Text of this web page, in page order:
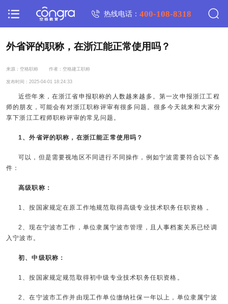
热线电话：400-108-8318
外省评的职称，在浙江能正常使用吗？
来源：空格职称 作者：空格建工职称
发布时间：2025-04-01 18:24:33
近些年来，在浙江省申报职称的人数越来越多。第一次申报浙江工程
师的朋友，可能会有对浙江职称评审有很多问题。很多今天就来和大家分
享下浙江工程师职称评审的常见问题。
1、外省评的职称，在浙江能正常使用吗？
可以，但是需要视地区不同进行不同操作，例如宁波需要符合以下条
件：
高级职称：
1、按国家规定在原工作地规范取得高级专业技术职务任职资格 。
2、现在宁波市工作，单位隶属宁波市管理，且人事档案关系已经调
入宁波市。
初、中级职称：
1、按国家规定规范取得初中级专业技术职务任职资格。
2、在宁波市工作并由现工作单位缴纳社保一年以上，单位隶属宁波